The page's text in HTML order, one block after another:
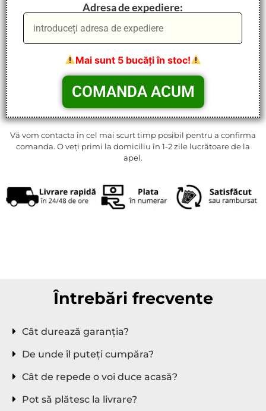
Adresa de expediere:
Mai sunt 5 bucăți în stoc!
Vă vom contacta în cel mai scurt timp posibil pentru a confirma
comanda. O veți primi la domiciliu în 1-2 zile lucrătoare de la
apel.
Întrebări frecvente
Cât durează garanția?
De unde îl puteți cumpăra?
Cât de repede o voi duce acasă?
Pot să plătesc la livrare?